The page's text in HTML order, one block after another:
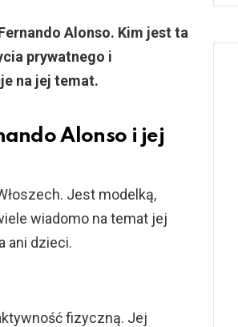
Alonso. Kim jest ta
prywatnego i
na jej temat.
Alonso i jej
Jest modelką,
wiadomo na temat jej
ani dzieci.
fizyczną. Jej